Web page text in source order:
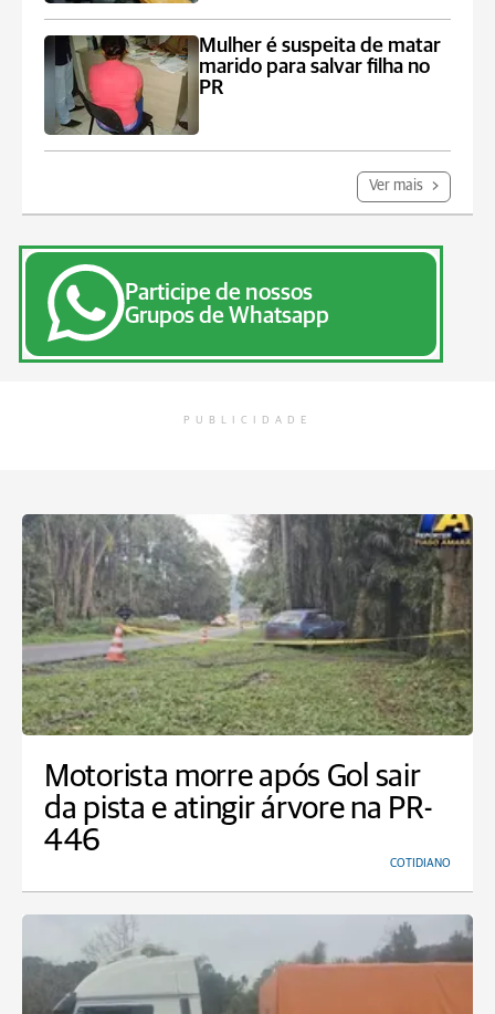
Mulher é suspeita de matar
marido para salvar filha no
PR
Ver mais
Participe de nossos
Grupos de Whatsapp
PUBLICIDADE
Motorista morre após Gol sair
da pista e atingir árvore na PR-
446
COTIDIANO